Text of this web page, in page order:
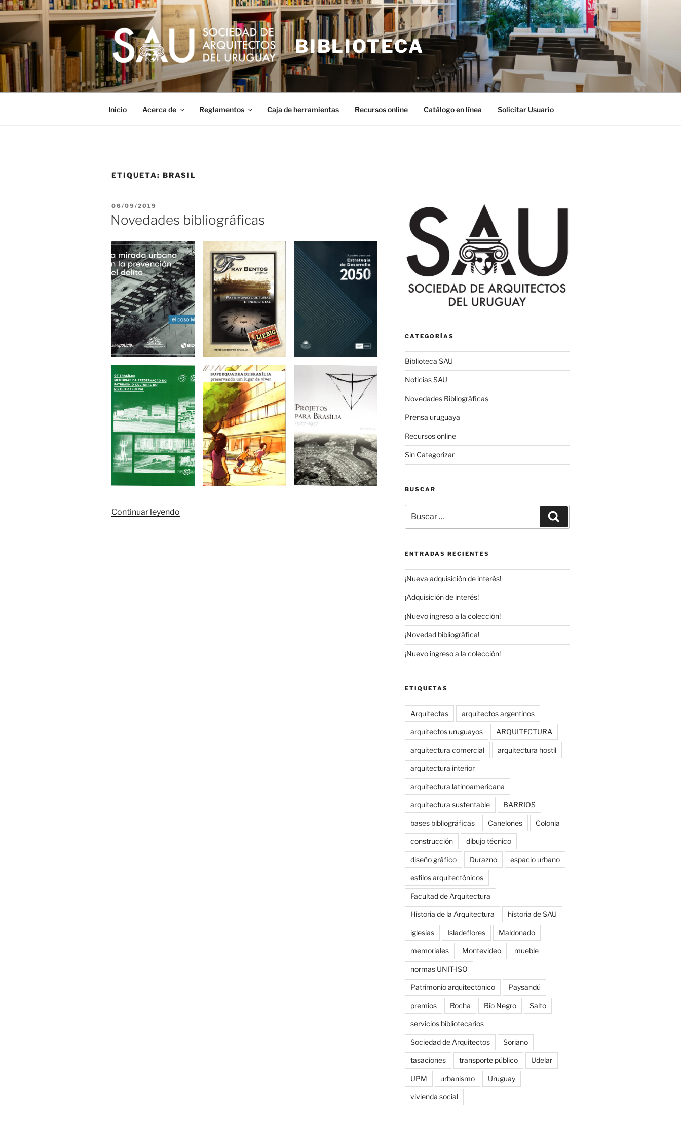
Saltar
al
contenido
BIBLIOTECA
Inicio Acerca de Reglamentos Caja de herramientas Recursos online Catálogo en línea Solicitar Usuario
ETIQUETA: BRASIL
PUBLICADO
EL
06/09/2019
Novedades bibliográficas
Continuar leyendo
CATEGORÍAS
Biblioteca SAU
Noticias SAU
Novedades Bibliográficas
Prensa uruguaya
Recursos online
Sin Categorizar
BUSCAR
por:
ENTRADAS RECIENTES
¡Nueva adquisición de interés!
¡Adquisición de interés!
¡Nuevo ingreso a la colección!
¡Novedad bibliográfica!
¡Nuevo ingreso a la colección!
ETIQUETAS
Arquitectas arquitectos argentinos
arquitectos uruguayos ARQUITECTURA
arquitectura comercial arquitectura hostil
arquitectura interior
arquitectura latinoamericana
arquitectura sustentable BARRIOS
bases bibliográficas Canelones Colonia
construcción dibujo técnico
diseño gráfico Durazno espacio urbano
estilos arquitectónicos
Facultad de Arquitectura
Historia de la Arquitectura historia de SAU
iglesias Isladeflores Maldonado
memoriales Montevideo mueble
normas UNIT-ISO
Patrimonio arquitectónico Paysandú
premios Rocha Río Negro Salto
servicios bibliotecarios
Sociedad de Arquitectos Soriano
tasaciones transporte público Udelar
UPM urbanismo Uruguay
vivienda social